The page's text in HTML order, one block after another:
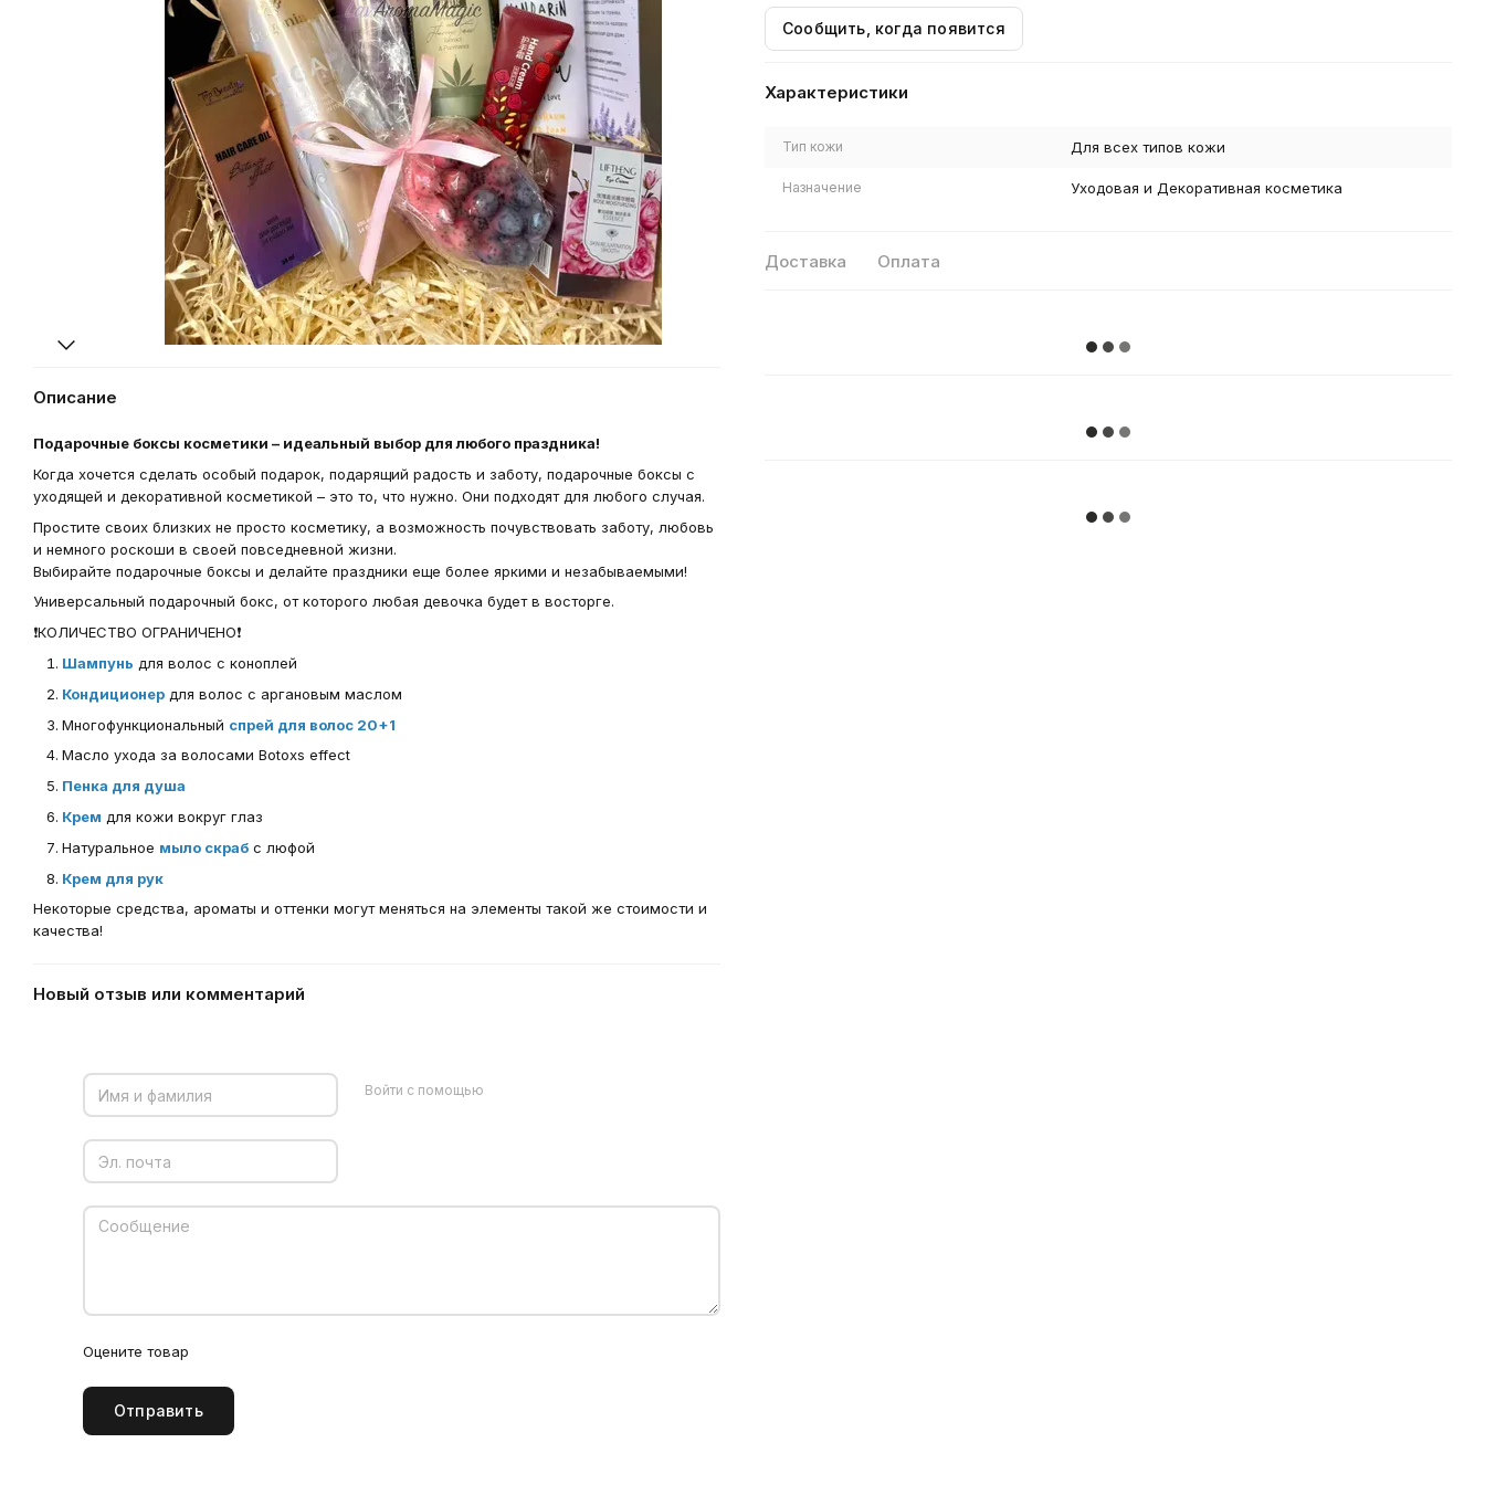
Описание
Подарочные боксы косметики – идеальный выбор для любого праздника!
Когда хочется сделать особый подарок, подарящий радость и заботу, подарочные боксы с
уходящей и декоративной косметикой – это то, что нужно. Они подходят для любого случая.
Простите своих близких не просто косметику, а возможность почувствовать заботу, любовь
и немного роскоши в своей повседневной жизни.
Выбирайте подарочные боксы и делайте праздники еще более яркими и незабываемыми!
Универсальный подарочный бокс, от которого любая девочка будет в восторге.
❗КОЛИЧЕСТВО ОГРАНИЧЕНО❗
Шампунь для волос с коноплей
Кондиционер для волос с аргановым маслом
Многофункциональный спрей для волос 20+1
Масло ухода за волосами Botoxs effect
Пенка для душа
Крем для кожи вокруг глаз
Натуральное мыло скраб с люфой
Крем для рук
Некоторые средства, ароматы и оттенки могут меняться на элементы такой же стоимости и
качества!
Новый отзыв или комментарий
Войти с помощью
Оцените товар
Отправить
Сообщить, когда появится
Характеристики
Тип кожи Для всех типов кожи
Назначение Уходовая и Декоративная косметика
Доставка Оплата